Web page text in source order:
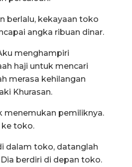
berlalu, kekayaan toko
angka ribuan dinar.
menghampiri
haji untuk mencari
merasa kehilangan
Khurasan.
menemukan pemiliknya.
toko.
dalam toko, datanglah
berdiri di depan toko.